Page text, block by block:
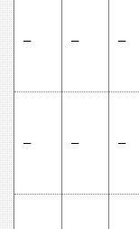
– – –
– – –